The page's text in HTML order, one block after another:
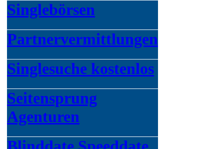
Singlebörsen
Partnervermittlungen
Singlesuche kostenlos
Seitensprung
Agenturen